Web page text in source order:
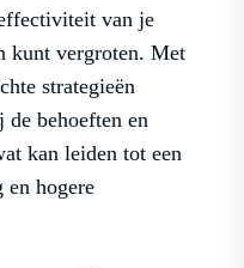
van je
kunt vergroten. Met
strategieën
behoeften en
kan leiden tot een
en hogere